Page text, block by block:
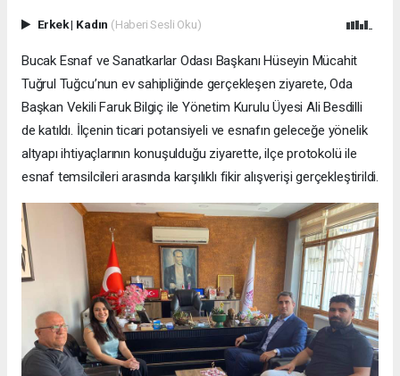
Erkek| Kadın (Haberi Sesli Oku)
Bucak Esnaf ve Sanatkarlar Odası Başkanı Hüseyin Mücahit
Tuğrul Tuğcu’nun ev sahipliğinde gerçekleşen ziyarete, Oda
Başkan Vekili Faruk Bilgiç ile Yönetim Kurulu Üyesi Ali Besdilli
de katıldı. İlçenin ticari potansiyeli ve esnafın geleceğe yönelik
altyapı ihtiyaçlarının konuşulduğu ziyarette, ilçe protokolü ile
esnaf temsilcileri arasında karşılıklı fikir alışverişi gerçekleştirildi.